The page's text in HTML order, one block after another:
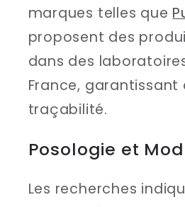
marques telles que
proposent des
dans des
France, garantissant
traçabilité.
Posologie et
Les recherches